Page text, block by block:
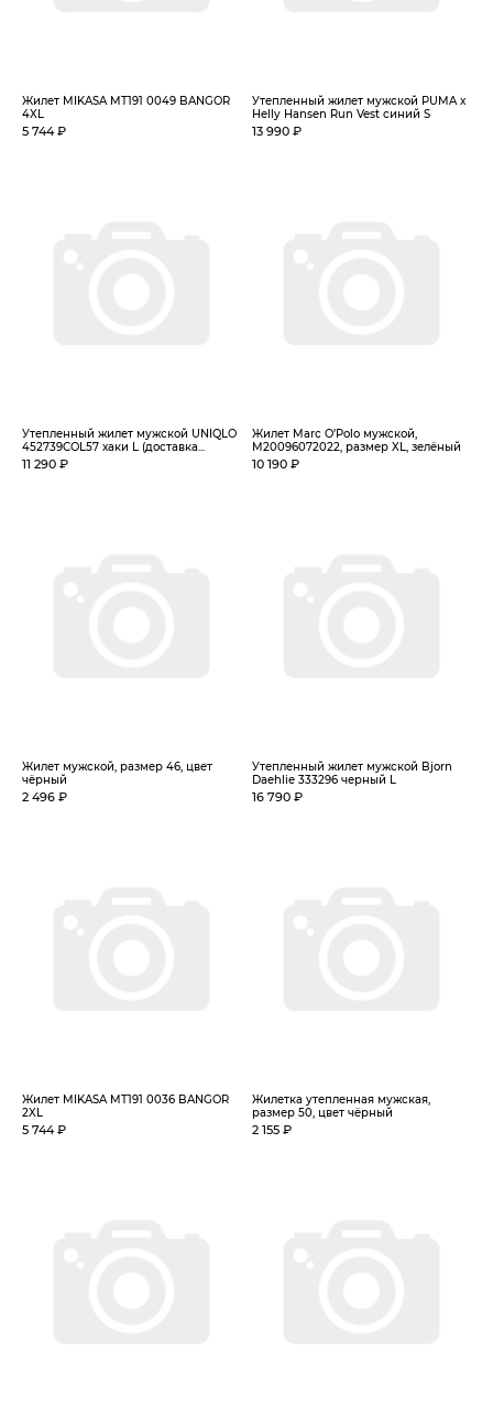
Жилет MIKASA MT191 0049 BANGOR
4XL
5 744 ₽
Утепленный жилет мужской PUMA x
Helly Hansen Run Vest синий S
13 990 ₽
Утепленный жилет мужской UNIQLO
452739COL57 хаки L (доставка...
11 290 ₽
Жилет Marc O’Polo мужской,
M20096072022, размер XL, зелёный
10 190 ₽
Жилет мужской, размер 46, цвет
чёрный
2 496 ₽
Утепленный жилет мужской Bjorn
Daehlie 333296 черный L
16 790 ₽
Жилет MIKASA MT191 0036 BANGOR
2XL
5 744 ₽
Жилетка утепленная мужская,
размер 50, цвет чёрный
2 155 ₽